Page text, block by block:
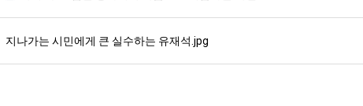
지나가는 시민에게 큰 실수하는 유재석.jpg